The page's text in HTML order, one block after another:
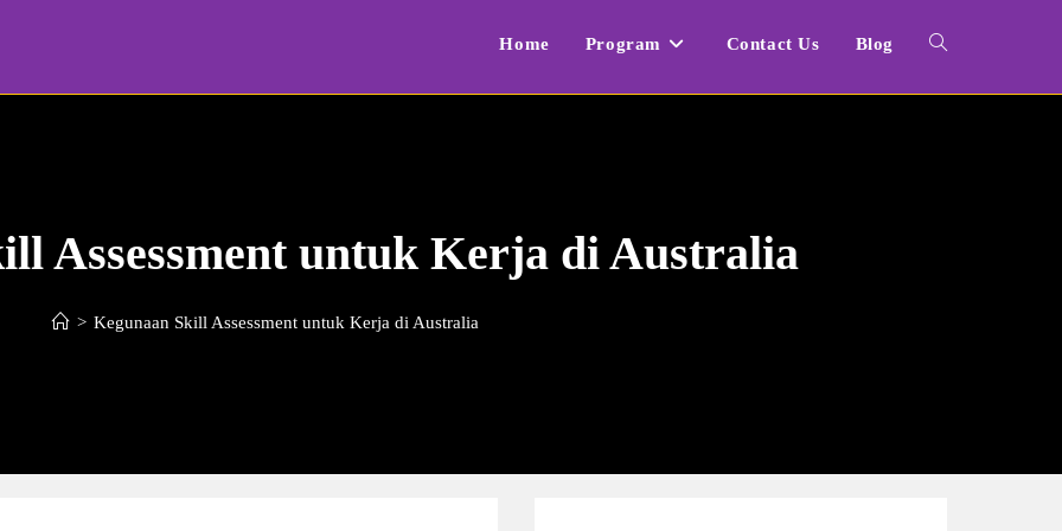
Home Program Contact Us Blog Toggle
Assessment untuk Kerja di Australia
> Kegunaan Skill Assessment untuk Kerja di Australia